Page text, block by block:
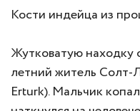
Кости индейца из
Жутковатую находку
летний житель
Erturk). Мальчик